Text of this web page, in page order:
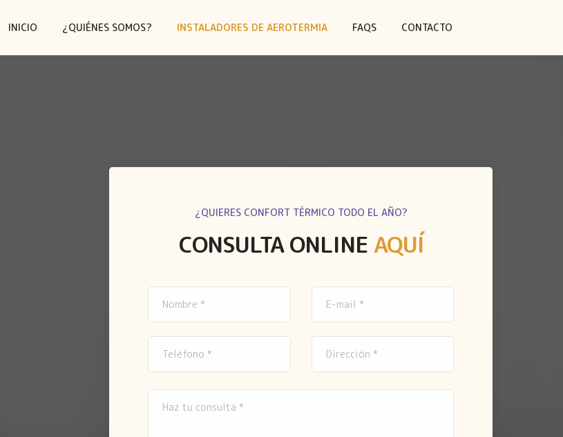
INICIO ¿QUIÉNES SOMOS? INSTALADORES DE AEROTERMIA FAQS CONTACTO
¿QUIERES CONFORT TÉRMICO TODO EL AÑO?
CONSULTA ONLINE AQUÍ